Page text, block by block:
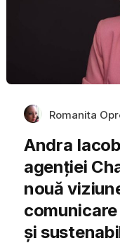
Romanita
Andra
agenției
nouă
și